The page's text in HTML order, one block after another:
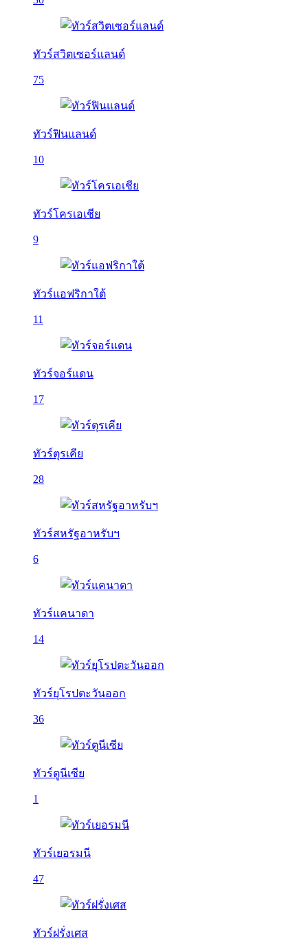
ทัวร์สวิตเซอร์แลนด์
75
ทัวร์ฟินแลนด์
10
ทัวร์โครเอเชีย
9
ทัวร์แอฟริกาใต้
11
ทัวร์จอร์แดน
17
ทัวร์ตุรเคีย
28
ทัวร์สหรัฐอาหรับฯ
6
ทัวร์แคนาดา
14
ทัวร์ยุโรปตะวันออก
36
ทัวร์ตูนีเซีย
1
ทัวร์เยอรมนี
47
ทัวร์ฝรั่งเศส